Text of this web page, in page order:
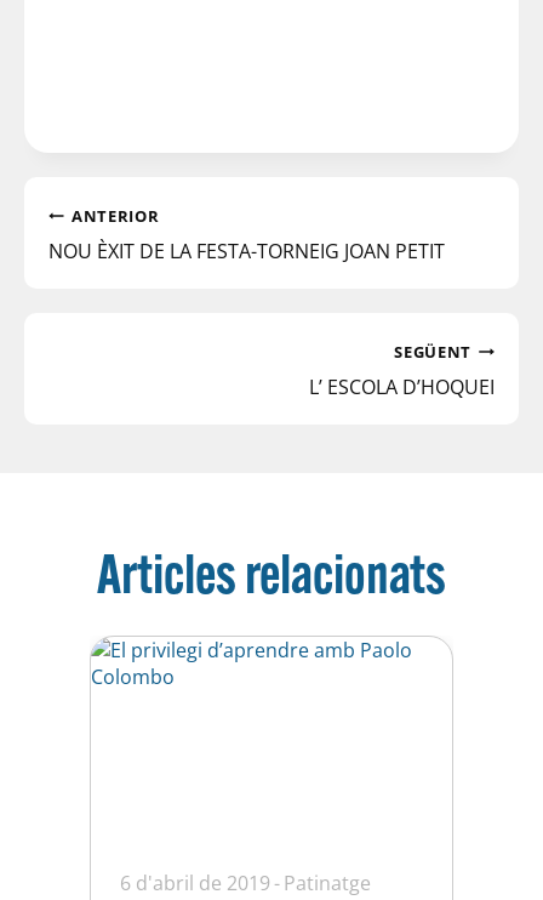
ANTERIOR
NOU ÈXIT DE LA FESTA-TORNEIG JOAN PETIT
SEGÜENT
L’ ESCOLA D’HOQUEI
Articles relacionats
6 d'abril de 2019 Patinatge